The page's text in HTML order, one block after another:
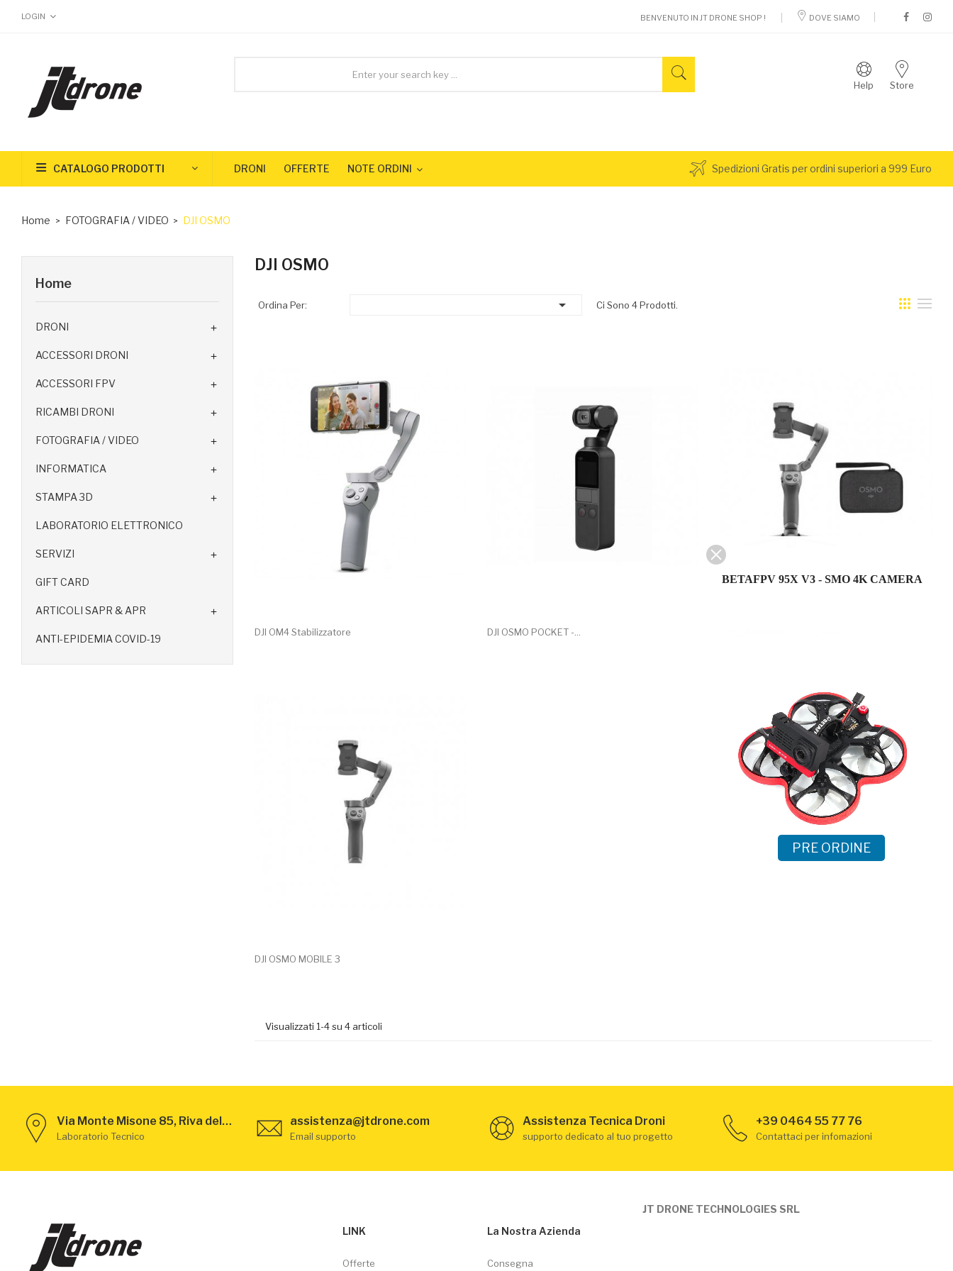
BENVENUTO IN JT DRONE SHOP ! DOVE SIAMO
LOGIN
Help Store
CATALOGO PRODOTTI DRONI OFFERTE NOTE ORDINI Spedizioni Gratis per ordini superiori a 999 Euro
Home FOTOGRAFIA / VIDEO DJI OSMO
Home
DRONI 
ACCESSORI DRONI 
ACCESSORI FPV 
RICAMBI DRONI 
FOTOGRAFIA / VIDEO 
INFORMATICA 
STAMPA 3D 
LABORATORIO ELETTRONICO
SERVIZI 
GIFT CARD
ARTICOLI SAPR & APR 
ANTI-EPIDEMIA COVID-19
DJI OSMO
Ordina Per:  Ci Sono 4 Prodotti.
DJI OM4 Stabilizzatore DJI OSMO POCKET -...
DJI OSMO MOBILE 3
Visualizzati 1-4 su 4 articoli
Via Monte Misone 85, Riva del Garda - TN
Laboratorio Tecnico
assistenza@jtdrone.com
Email supporto
Assistenza Tecnica Droni
supporto dedicato al tuo progetto
+39 0464 55 77 76
Contattaci per infomazioni
LINK
Offerte
La Nostra Azienda
Consegna
JT DRONE TECHNOLOGIES SRL
BETAFPV 95X V3 - SMO 4K CAMERA
PRE ORDINE